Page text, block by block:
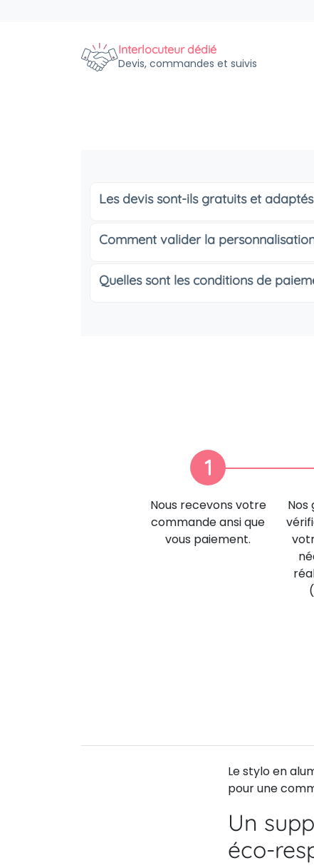
Interlocuteur dédié
Devis, commandes et suivis
Les devis sont-ils gratuits et
Comment valider la
Quelles sont les conditions de
1
Nous recevons votre
commande ansi que
vous paiement.
Nos
Le stylo en
pour une
Un
éco-